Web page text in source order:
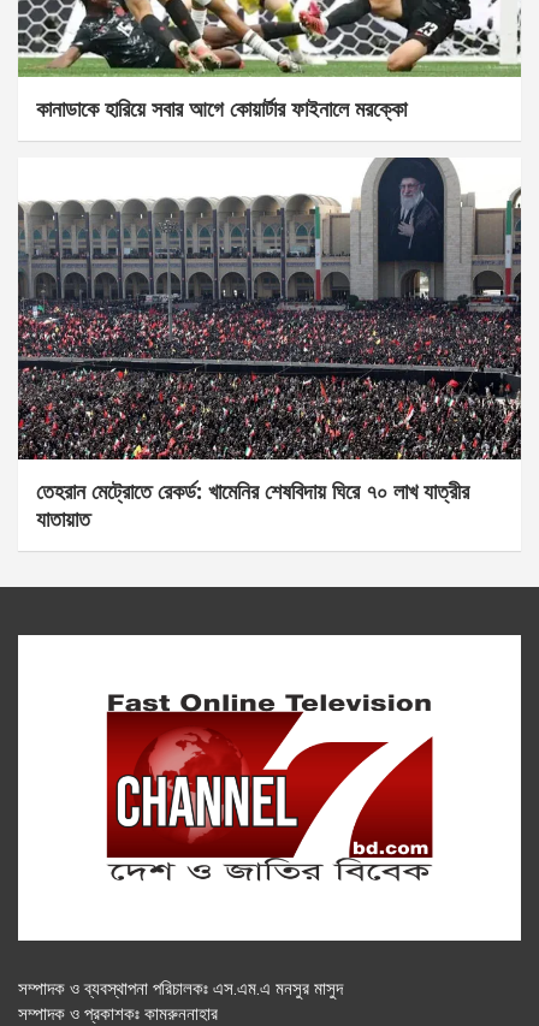
কানাডাকে হারিয়ে সবার আগে কোয়ার্টার ফাইনালে মরক্কো
তেহরান মেট্রোতে রেকর্ড: খামেনির শেষবিদায় ঘিরে ৭০ লাখ যাত্রীর
যাতায়াত
সম্পাদক ও ব্যবস্থাপনা পরিচালকঃ এস.এম.এ মনসুর মাসুদ
সম্পাদক ও প্রকাশকঃ কামরুননাহার